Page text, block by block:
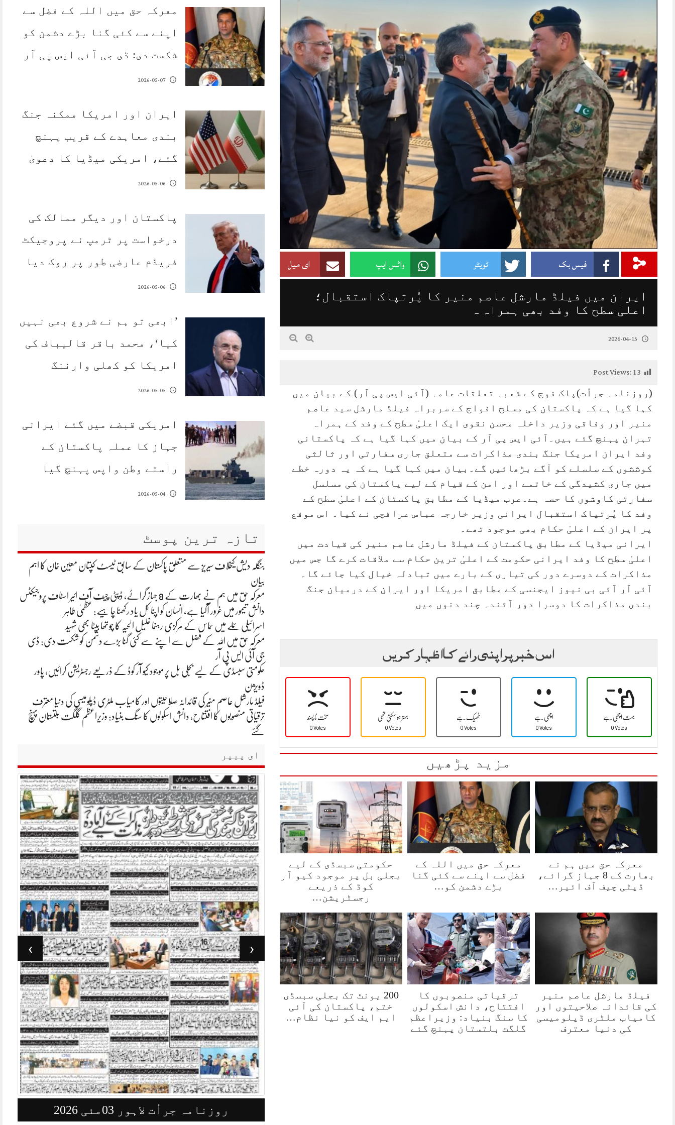
فیس بک ٹویٹر واٹس ایپ ای میل
ایران میں فیلڈ مارشل عاصم منیر کا پُرتپاک استقبال؛
اعلیٰ سطح کا وفد بھی ہمراہ ہ
2026-04-15
Post Views:13
(روزنامہ جرأت)پاک فوج کے شعبہ تعلقات عامہ (آئی ایس پی آر) کے بیان میں
کہا گیا ہے کہ پاکستان کی مسلح افواج کے سربراہ فیلڈ مارشل سید عاصم
منیر اور وفاقی وزیر داخلہ محسن نقوی ایک اعلیٰ سطح کے وفد کے ہمراہ
تہران پہنچ گئے ہیں۔آئی ایس پی آر کے بیان میں کہا گیا ہے کہ پاکستانی
وفد ایران امریکا جنگ بندی مذاکرات سے متعلق جاری سفارتی اور ثالثی
کوششوں کے سلسلے کو آگے بڑھائیں گے۔بیان میں کہا گیا ہے کہ یہ دورہ خطے
میں جاری کشیدگی کے خاتمے اور امن کے قیام کے لیے پاکستان کی مسلسل
سفارتی کاوشوں کا حصہ ہے۔عرب میڈیا کے مطابق پاکستان کے اعلیٰ سطح کے
وفد کا پُرتپاک استقبال ایرانی وزیر خارجہ عباس عراقچی نے کیا۔ اس موقع
پر ایران کے اعلیٰ حکام بھی موجود تھے۔
ایرانی میڈیا کے مطابق پاکستان کے فیلڈ مارشل عاصم منیر کی قیادت میں
اعلیٰ سطح کا وفد ایرانی حکومت کے اعلیٰ ترین حکام سے ملاقات کرے گا جس میں
مذاکرات کے دوسرے دور کی تیاری کے بارے میں تبادلہ خیال کیا جائے گا۔
آئی آر آئی بی نیوز ایجنسی کے مطابق امریکا اور ایران کے درمیان جنگ
بندی مذاکرات کا دوسرا دور آئندہ چند دنوں میں
اس خبر پر اپنی رائے کا اظہار کریں
سخت نا پسند
0 Votes
بہتر ہو سکتی تھی
0 Votes
ٹھیک ہے
0 Votes
اچھی ہے
0 Votes
بہت اچھی ہے
0 Votes
مزید پڑھیں
معرکہ حق میں ہم نے
بھارت کے 8 جہاز گرائے،
ڈپٹی چیف آف ائیر…
معرکہ حق میں اللہ کے
فضل سے اپنے سے کئی گنا
بڑے دشمن کو…
حکومتی سبسڈی کے لیے
بجلی بل پر موجود کیو آر
کوڈ کے ذریعے
رجسٹریشن…
فیلڈ مارشل عاصم منیر
کی قائدانہ صلاحیتوں اور
کامیاب ملٹری ڈپلومیسی
کی دنیا معترف
ترقیاتی منصوبوں کا
افتتاح، دانش اسکولوں
کا سنگ بنیاد: وزیراعظم
گلگت بلتستان پہنچ گئے
200 یونٹ تک بجلی سبسڈی
ختم، پاکستان کی آئی
ایم ایف کو نیا نظام…
معرکہ حق میں اللہ کے فضل سے
اپنے سے کئی گنا بڑے دشمن کو
شکست دی: ڈی جی آئی ایس پی آر
2026-05-07
ایران اور امریکا ممکنہ جنگ
بندی معاہدے کے قریب پہنچ
گئے، امریکی میڈیا کا دعویٰ
2026-05-06
پاکستان اور دیگر ممالک کی
درخواست پر ٹرمپ نے پروجیکٹ
فریڈم عارضی طور پر روک دیا
2026-05-06
’ابھی تو ہم نے شروع بھی نہیں
کیا‘، محمد باقر قالیباف کی
امریکا کو کھلی وارننگ
2026-05-05
امریکی قبضے میں گئے ایرانی
جہاز کا عملہ پاکستان کے
راستے وطن واپس پہنچ گیا
2026-05-04
تازہ ترین پوسٹ
بنگلہ دیش کیخلاف سیریز سے متعلق پاکستان کے سابق ٹیسٹ کپتان معین خان کا اہم
بیان
معرکہ حق میں ہم نے بھارت کے 8 جہاز گرائے، ڈپٹی چیف آف ائیر اسٹاف پروجیکٹس
دانش تیمور میں غرور آگیا ہے، انسان کو اپنا کل یاد رکھنا چاہیے: عظمیٰ طاہر
اسرائیلی حملے میں حماس کے مرکزی رہنما خلیل الحیہ کا چوتھا بیٹا بھی شہید
معرکہ حق میں اللہ کے فضل سے اپنے سے کئی گنا بڑے دشمن کو شکست دی: ڈی
جی آئی ایس پی آر
حکومتی سبسڈی کے لیے بجلی بل پر موجود کیو آر کوڈ کے ذریعے رجسٹریشن کرائیں، پاور
ڈویژن
فیلڈ مارشل عاصم منیر کی قائدانہ صلاحیتوں اور کامیاب ملٹری ڈپلومیسی کی دنیا معترف
ترقیاتی منصوبوں کا افتتاح، دانش اسکولوں کا سنگ بنیاد: وزیراعظم گلگت بلتستان پہنچ
گئے
ای پیپر
روزنامہ جرأت لاہور 03مئی 2026
‹
›